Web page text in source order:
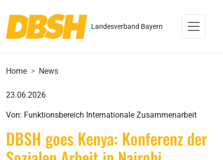
Landesverband Bayern
Home News
23.06.2026
Von: Funktionsbereich Internationale Zusammenarbeit
DBSH goes Kenya: Konferenz der